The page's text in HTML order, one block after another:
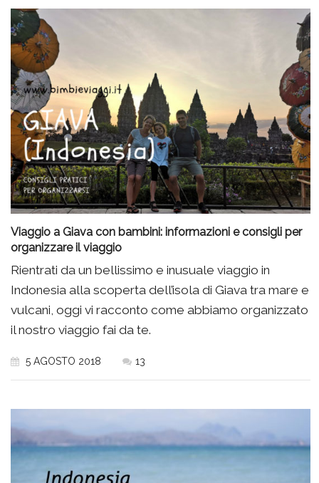
Viaggio a Giava con bambini: informazioni e consigli per
organizzare il viaggio
Rientrati da un bellissimo e inusuale viaggio in
Indonesia alla scoperta dell’isola di Giava tra mare e
vulcani, oggi vi racconto come abbiamo organizzato
il nostro viaggio fai da te.
5 AGOSTO 2018 13